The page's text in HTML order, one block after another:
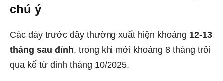
chú ý
Các đáy trước đây thường xuất hiện khoảng 12-13
tháng sau đỉnh, trong khi mới khoảng 8 tháng trôi
qua kể từ đỉnh tháng 10/2025.